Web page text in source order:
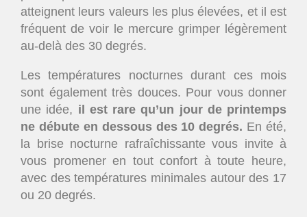
atteignent leurs valeurs les plus élevées, et il est
fréquent de voir le mercure grimper légèrement
au-delà des 30 degrés.
Les températures nocturnes durant ces mois
sont également très douces. Pour vous donner
une idée, il est rare qu’un jour de printemps
ne débute en dessous des 10 degrés. En été,
la brise nocturne rafraîchissante vous invite à
vous promener en tout confort à toute heure,
avec des températures minimales autour des 17
ou 20 degrés.